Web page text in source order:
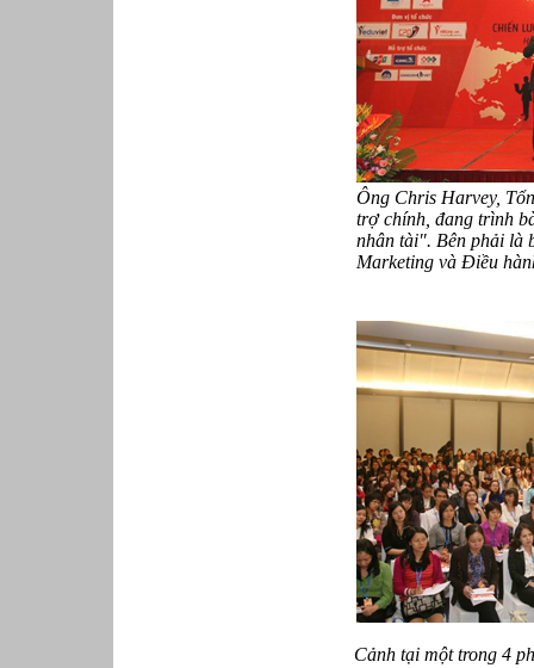
Ông Chris Harvey,
trợ chính, đang trình
nhân tài". Bên phải là
Marketing và Điều
Cảnh tại một trong 4